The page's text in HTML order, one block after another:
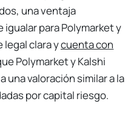
una ventaja
para Polymarket y
legal clara ycuenta con
Polymarket y Kalshi
una valoración similar a la
por capital riesgo.